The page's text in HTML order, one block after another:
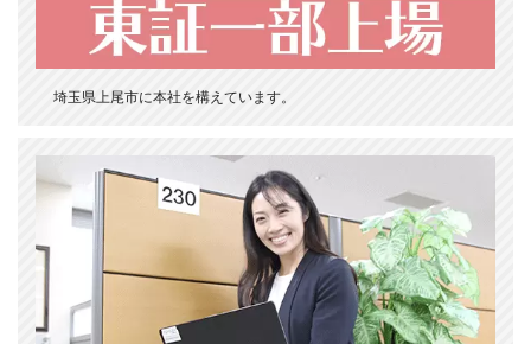
埼玉県上尾市に本社を構えています。